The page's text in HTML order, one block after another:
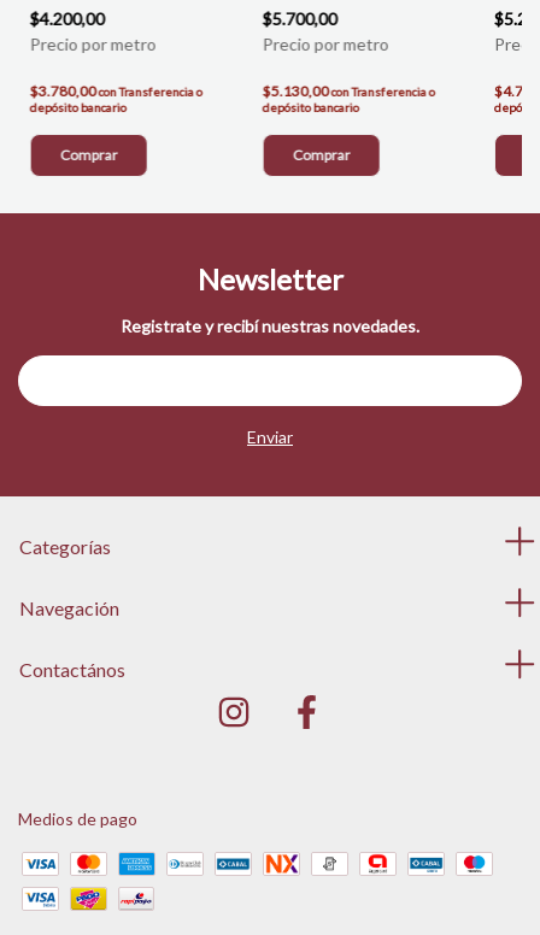
$4.200,00
$3.780,00conTransferencia o
depósito bancario
Comprar
$5.700,00
$5.130,00conTransferencia o
depósito bancario
Comprar
Newsletter
Registrate y recibí nuestras novedades.
Categorías
Navegación
Contactános
Medios de pago